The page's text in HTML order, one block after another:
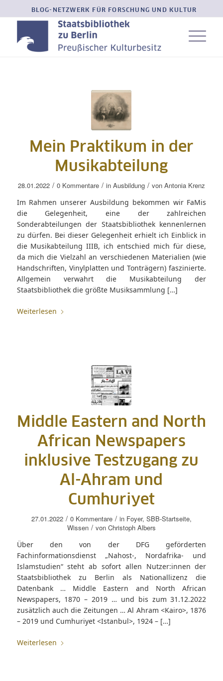
BLOG-NETZWERK FÜR FORSCHUNG UND KULTUR
Mein Praktikum in der
Musikabteilung
28.01.2022 / 0 Kommentare / in Ausbildung / von Antonia Krenz
Im Rahmen unserer Ausbildung bekommen wir FaMis
die Gelegenheit, eine der zahlreichen
Sonderabteilungen der Staatsbibliothek kennenlernen
zu dürfen. Bei dieser Gelegenheit erhielt ich Einblick in
die Musikabteilung IIIB, ich entschied mich für diese,
da mich die Vielzahl an verschiedenen Materialien (wie
Handschriften, Vinylplatten und Tonträgern) faszinierte.
Allgemein verwahrt die Musikabteilung der
Staatsbibliothek die größte Musiksammlung […]
Weiterlesen
Middle Eastern and North
African Newspapers
inklusive Testzugang zu
Al-Ahram und
Cumhuriyet
27.01.2022 / 0 Kommentare / in Foyer, SBB-Startseite,
Wissen / von Christoph Albers
Über den von der DFG geförderten
Fachinformationsdienst „Nahost-, Nordafrika- und
Islamstudien“ steht ab sofort allen Nutzer:innen der
Staatsbibliothek zu Berlin als Nationallizenz die
Datenbank … Middle Eastern and North African
Newspapers, 1870 – 2019 … und bis zum 31.12.2022
zusätzlich auch die Zeitungen … Al Ahram <Kairo>, 1876
– 2019 und Cumhuriyet <Istanbul>, 1924 – […]
Weiterlesen